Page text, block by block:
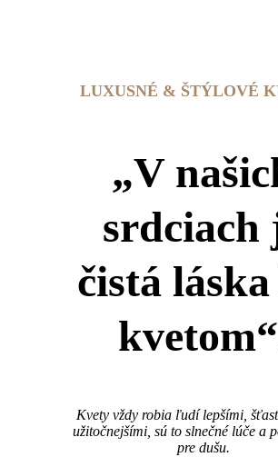
LUXUSNÉ & ŠTÝLOVÉ
„V
srdciach
čistá
Kvety vždy robia ľudí lepšími,
užitočnejšími, sú to slnečné lúče a
pre dušu.